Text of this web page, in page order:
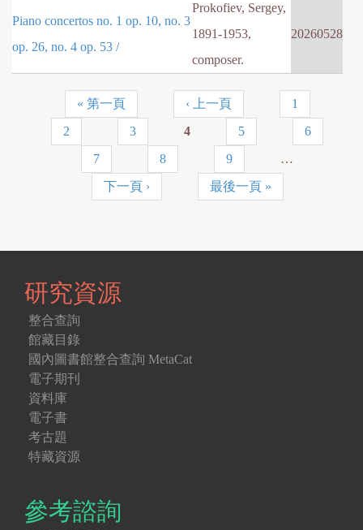
Piano concertos no. 1 op. 10, no. 3
op. 26, no. 4 op. 53 /
Prokofiev, Sergey,
1891-1953,
composer.
20260528
« 第一頁 ‹ 上一頁
1
2
3 4 5
6
7
8 9
…
下一頁 ›
最後一頁 »
研究資源
整合查詢
館藏目錄
國內圖書館整合查詢 MetaCat
電子期刊
資料庫
電子書
考古題
特藏資源
參考諮詢